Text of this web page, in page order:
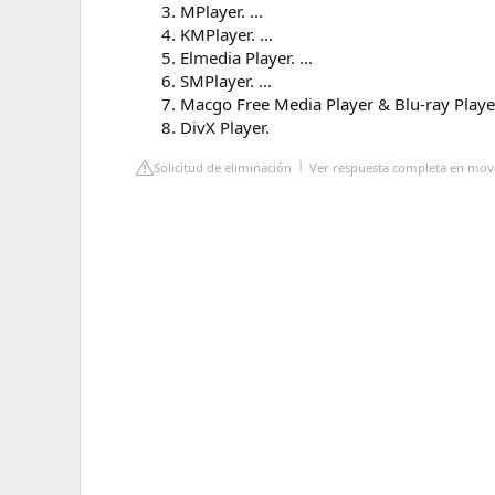
MPlayer. ...
KMPlayer. ...
Elmedia Player. ...
SMPlayer. ...
Macgo Free Media Player & Blu-ray
DivX Player.
Solicitud de eliminación Ver respuesta completa en